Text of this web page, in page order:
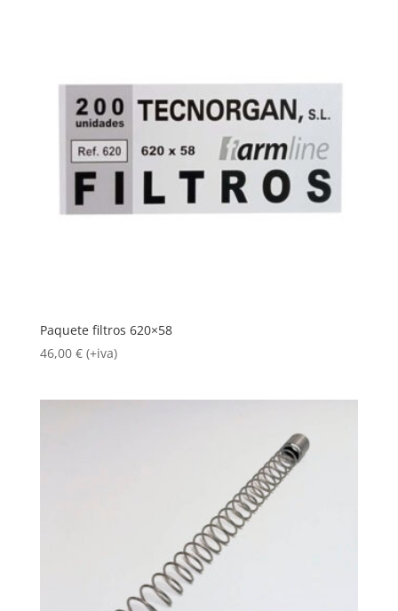
Paquete filtros 620×58
46,00 € (+iva)